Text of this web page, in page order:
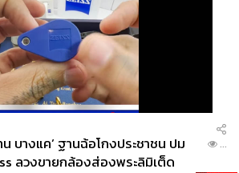
บางแค’ ฐานฉ้อโกงประชาชน ปม
ลวงขายกล้องส่องพระลิมิเต็ด
...